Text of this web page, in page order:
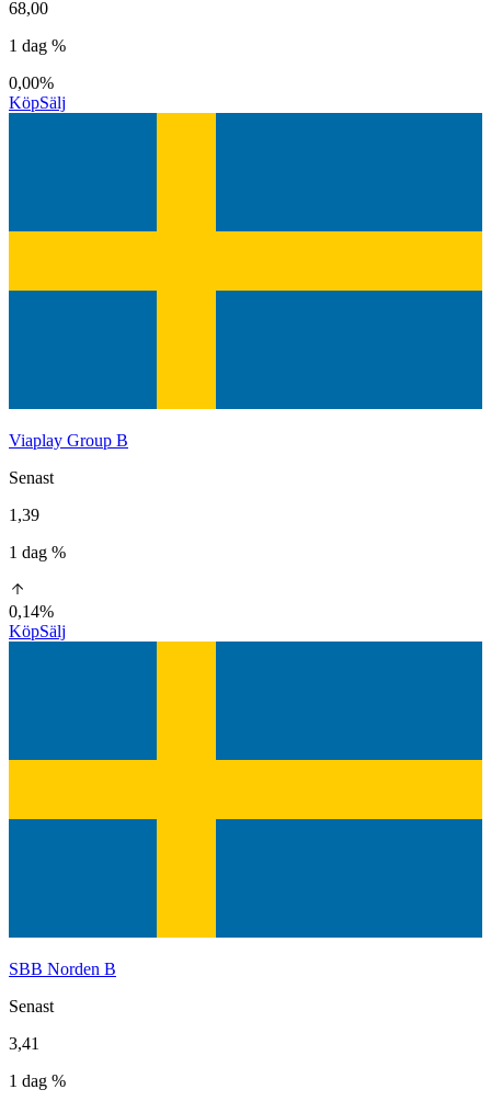
68,00
1 dag %
0,00%
KöpSälj
Viaplay Group B
Senast
1,39
1 dag %
0,14%
KöpSälj
SBB Norden B
Senast
3,41
1 dag %